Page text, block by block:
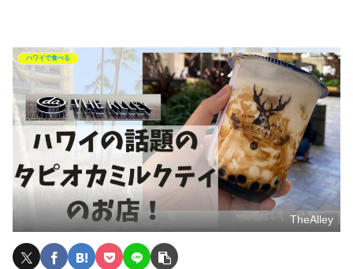
ハワイで食べる
TheAlley